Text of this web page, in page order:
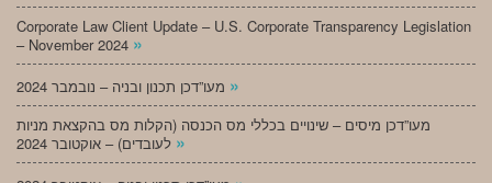
Corporate Law Client Update – U.S. Corporate Transparency Legislation
– November 2024 »
»
מעו”דכן מיסים – שינויים בכללי מס הכנסה (הקלות מס בהקצאת מניות
»